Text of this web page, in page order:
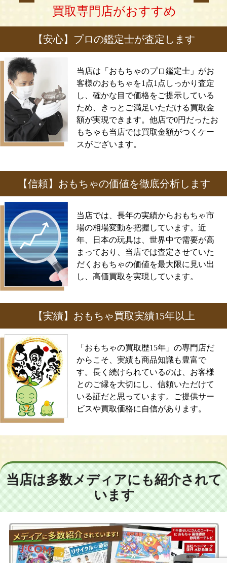
買取専門店がおすすめ
【安心】プロの鑑定士が査定します
当店は「おもちゃのプロ鑑定士」がお
客様のおもちゃを1点1点しっかり査定
し、確かな目で価格をご提示している
ため、きっとご満足いただける買取金
額が実現できます。他店で0円だったお
もちゃも当店では買取金額がつくケー
スがございます。
【信頼】おもちゃの価値を徹底分析します
当店では、長年の実績からおもちゃ市
場の相場変動を把握しています。近
年、日本の玩具は、世界中で需要が高
まっており、当店では査定させていた
だくおもちゃの価値を最大限に見い出
し、高価買取を実現しています。
【実績】おもちゃ買取実績15年以上
「おもちゃの買取歴15年」の専門店だ
からこそ、実績も商品知識も豊富で
す。長く続けられているのは、お客様
とのご縁を大切にし、信頼いただけて
いる証だと思っています。ご提供サー
ビスや買取価格に自信があります。
当店は多数メディアにも紹介されて
います